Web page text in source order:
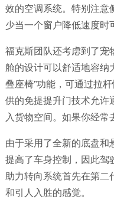
效的空调系统。特别注意
少当一个窗户降低速度时
福克斯团队还考虑到了宠
舱的设计可以舒适地容纳
叠座椅”功能，可通过拉
供的免提提升门技术允许
入货物空间。如果你经
由于采用了全新的底盘
提高了车身控制，因此驾
助力转向系统首先在第二
和引人入胜的感觉。